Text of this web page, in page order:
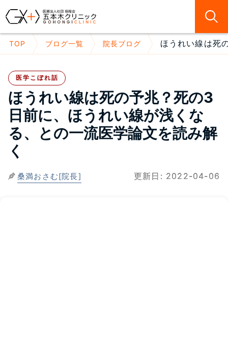
TOP ブログ一覧 院長ブログ ほうれい線は死
医学こぼれ話
ほうれい線は死の予兆？死の3
日前に、ほうれい線が浅くな
る、との一流医学論文を読み解
く
桑満おさむ[院長] 更新日: 2022-04-06